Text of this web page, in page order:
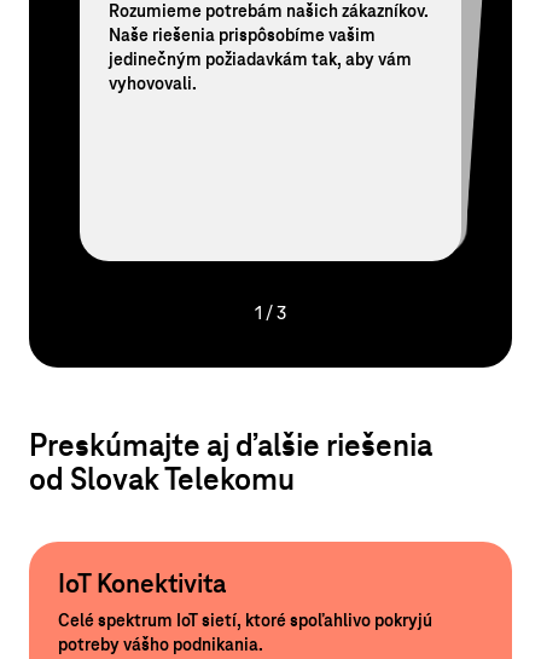
Rozumieme potrebám našich zákazníkov.
Naše riešenia prispôsobíme vašim
jedinečným požiadavkám tak, aby vám
vyhovovali.
Máme najväčšiu sieť, infraštruktúru
a špičkových odborníkov. Vďaka tomu
poskytujeme riešenia pre vaše siete,
bezpečnosť a podporu podnikania.
Staráme sa o vás s plným nasadením.
Hladký chod vášho biznisu zabezpečia
naši obchodníci, špecialisti podpory
a technologickí experti.
1 / 3
Preskúmajte aj ďalšie riešenia
od Slovak Telekomu
IoT Konektivita
Celé spektrum IoT sietí, ktoré spoľahlivo pokryjú
potreby vášho podnikania.